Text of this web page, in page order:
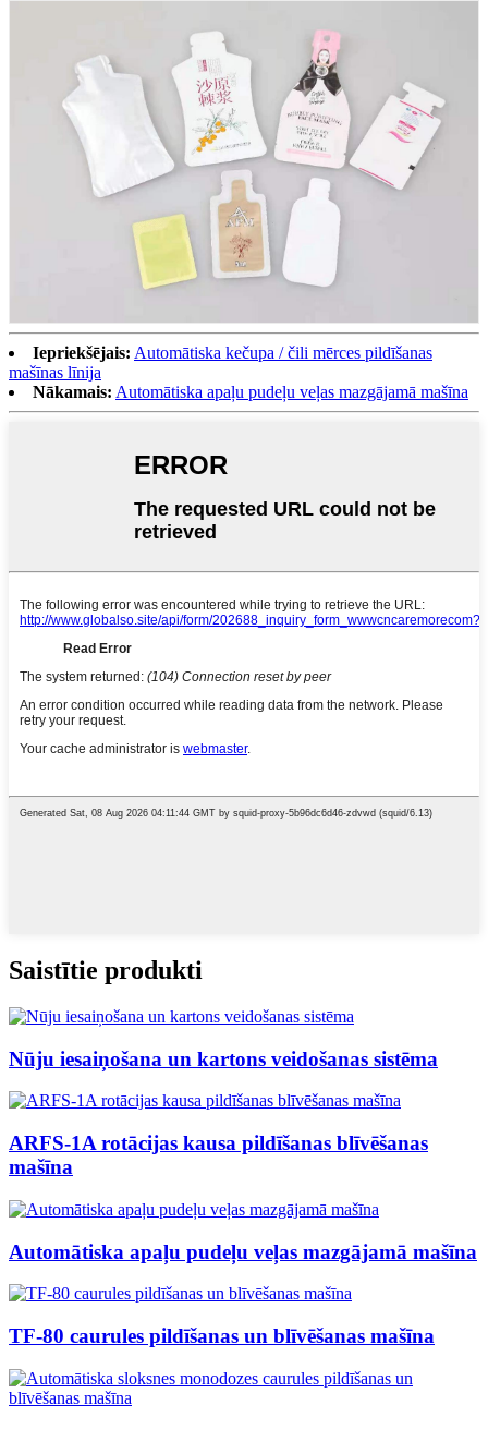
Iepriekšējais: Automātiska kečupa / čili mērces pildīšanas
mašīnas līnija
Nākamais: Automātiska apaļu pudeļu veļas mazgājamā mašīna
Saistītie produkti
Nūju iesaiņošana un kartons veidošanas sistēma
ARFS-1A rotācijas kausa pildīšanas blīvēšanas
mašīna
Automātiska apaļu pudeļu veļas mazgājamā mašīna
TF-80 caurules pildīšanas un blīvēšanas mašīna